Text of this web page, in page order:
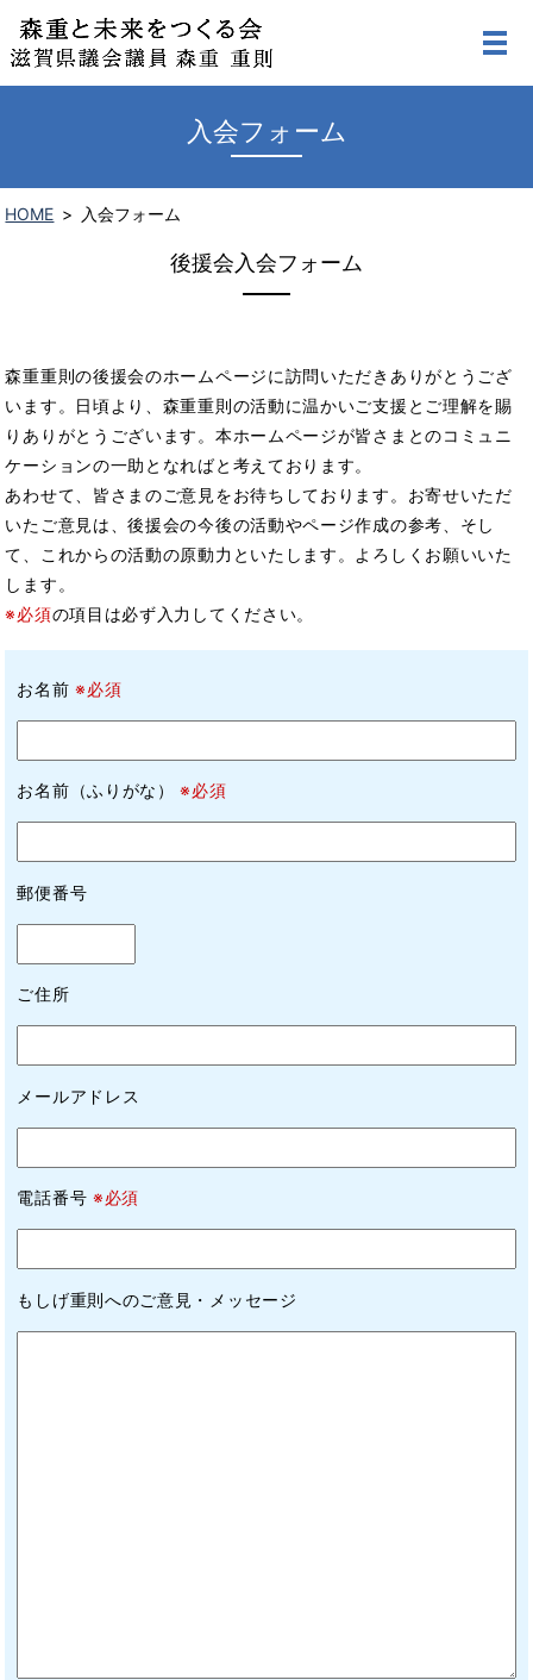
入会フォーム
HOME 入会フォーム
後援会入会フォーム
森重重則の後援会のホームページに訪問いただきありがとうござ
います。日頃より、森重重則の活動に温かいご支援とご理解を賜
りありがとうございます。本ホームページが皆さまとのコミュニ
ケーションの一助となればと考えております。
あわせて、皆さまのご意見をお待ちしております。お寄せいただ
いたご意見は、後援会の今後の活動やページ作成の参考、そし
て、これからの活動の原動力といたします。よろしくお願いいた
します。
※必須の項目は必ず入力してください。
お名前※必須
お名前（ふりがな）※必須
郵便番号
ご住所
メールアドレス
電話番号 ※必須
もしげ重則へのご意見・メッセージ